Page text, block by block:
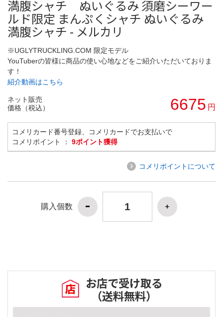
満腹シャチ ぬいぐるみ 須磨シーワー
ルド限定 まんぷくシャチ ぬいぐるみ
満腹シャチ - メルカリ
※UGLYTRUCKLING.COM 限定モデル
YouTuberの皆様に商品の使い心地などをご紹介いただいておりま
す！
紹介動画はこちら
ネット販売
価格（税込）
6675 円
コメリカード番号登録、コメリカードでお支払いで
コメリポイント ： 9ポイント獲得
コメリポイントについて
購入個数
お店で受け取る
（送料無料）